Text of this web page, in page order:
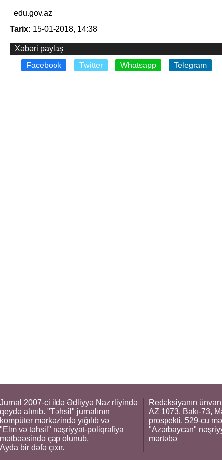
edu.gov.az
Tarix: 15-01-2018, 14:38
Xəbəri paylaş
Facebook
Twitter Whatsapp Telegram
Jurnal 2007-ci ildə Ədliyyə Nazirliyində
qeydə alınıb. "Təhsil" jurnalının
kompüter mərkəzində yığılıb və
"Elm və təhsil" nəşriyyat-poliqrafiya
mətbəəsində çap olunub.
Ayda bir dəfə çıxır.
Redaksiyanın
AZ 1073, Bakı-73,
prospekti, 529-cu
"Azərbaycan"
mərtəbə